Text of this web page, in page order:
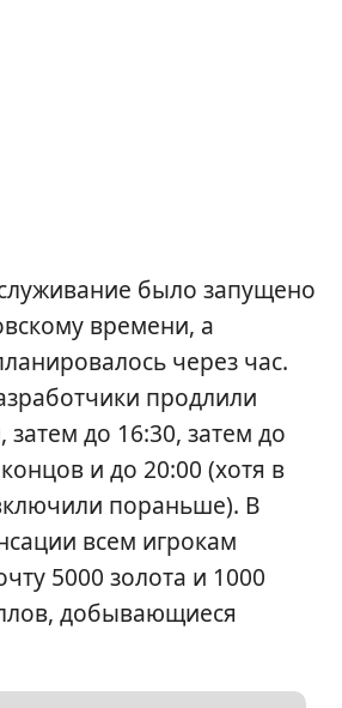
было запущено
времени, а
через час.
продлили
до 16:30, затем до
и до 20:00 (хотя в
пораньше). В
всем игрокам
5000 золота и 1000
добывающиеся